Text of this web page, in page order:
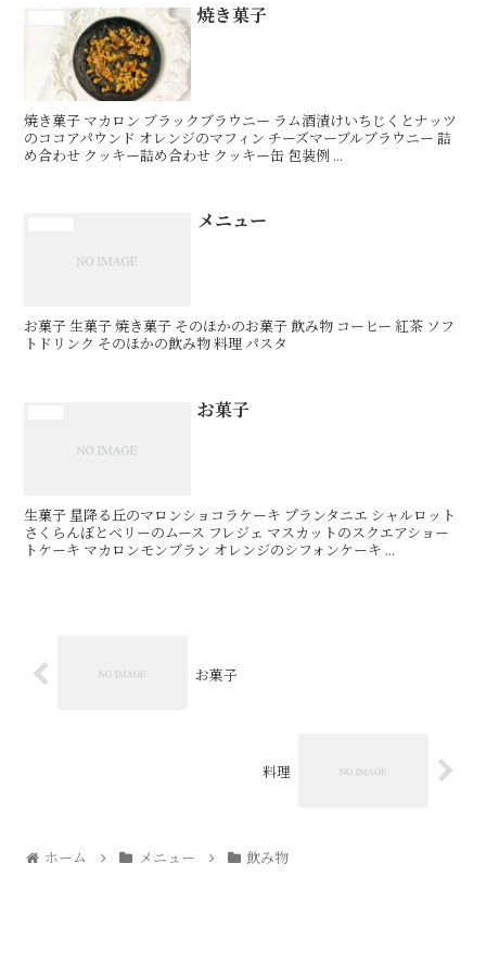
焼き菓子
焼き菓子 マカロン ブラックブラウニー ラム酒漬けいちじくとナッツ
のココアパウンド オレンジのマフィン チーズマーブルブラウニー 詰
め合わせ クッキー詰め合わせ クッキー缶 包装例 ...
メニュー
お菓子 生菓子 焼き菓子 そのほかのお菓子 飲み物 コーヒー 紅茶 ソフ
トドリンク そのほかの飲み物 料理 パスタ
お菓子
生菓子 星降る丘のマロンショコラケーキ プランタニエ シャルロット
さくらんぼとベリーのムース フレジェ マスカットのスクエアショー
トケーキ マカロンモンブラン オレンジのシフォンケーキ ...
お菓子
料理
ホーム メニュー 飲み物